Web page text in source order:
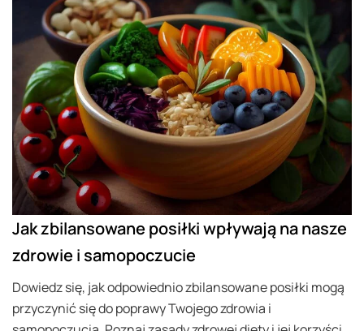
Jak zbilansowane posiłki wpływają na nasze
zdrowie i samopoczucie
Dowiedz się, jak odpowiednio zbilansowane posiłki mogą
przyczynić się do poprawy Twojego zdrowia i